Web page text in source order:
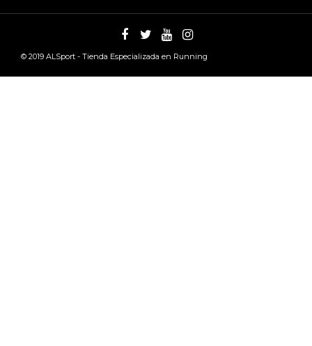
© 2019 ALSport - Tienda Especializada en Running